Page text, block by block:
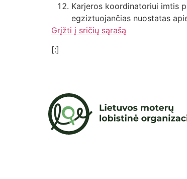
Karjeros koordinatoriui imtis
egziztuojančias nuostatas
Grįžti į sričių sąrašą
[:]